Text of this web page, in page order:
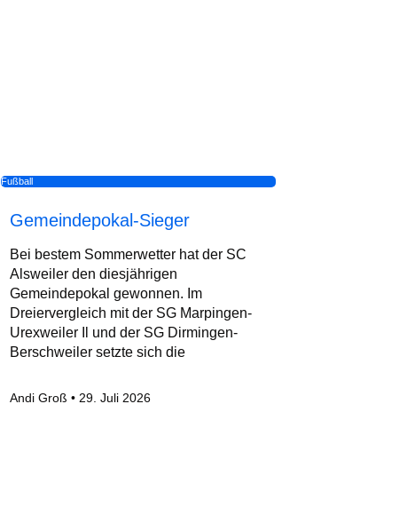
Fußball
Gemeindepokal-Sieger
Bei bestem Sommerwetter hat der SC
Alsweiler den diesjährigen
Gemeindepokal gewonnen. Im
Dreiervergleich mit der SG Marpingen-
Urexweiler Il und der SG Dirmingen-
Berschweiler setzte sich die
Andi Groß 29. Juli 2026